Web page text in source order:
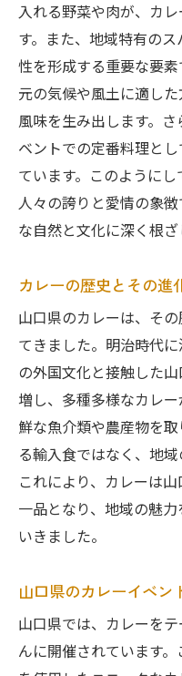
入れる野菜や肉が、カ
す。また、地域特有の
性を形成する重要な要
元の気候や風土に適し
風味を生み出します。
ベントでの定番料理と
ています。このように
人々の誇りと愛情の象
な自然と文化に深く根ざ
カレーの歴史とその進
山口県のカレーは、そ
てきました。明治時代
の外国文化と接触した
増し、多種多様なカレ
鮮な魚介類や農産物を
る輸入食ではなく、地
これにより、カレーは
一品となり、地域の魅
いきました。
山口県のカレーイベン
山口県では、カレーを
んに開催されています